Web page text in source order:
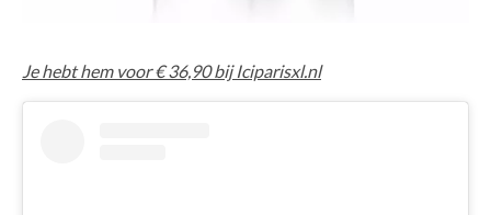
Je hebt hem voor € 36,90 bij Iciparisxl.nl